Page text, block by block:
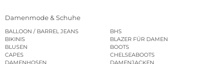
Damenmode & Schuhe
BALLOON / BARREL JEANS
BHS
BIKINIS
BLAZER FÜR DAMEN
BLUSEN
BOOTS
CAPES
CHELSEABOOTS